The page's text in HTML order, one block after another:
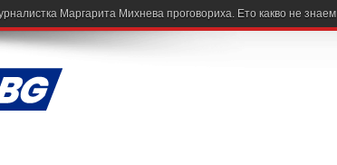
Маргарита Михнева проговориха. Ето какво не знаем